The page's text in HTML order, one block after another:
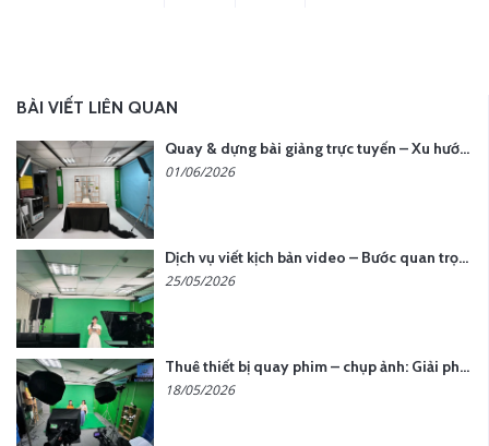
BÀI VIẾT LIÊN QUAN
Quay & dựng bài giảng trực tuyến – Xu hướng đào tạo thời đại số
01/06/2026
Dịch vụ viết kịch bản video – Bước quan trọng quyết định thành công nội dung
25/05/2026
Thuê thiết bị quay phim – chụp ảnh: Giải pháp tối ưu chi phí cho doanh nghiệp
18/05/2026